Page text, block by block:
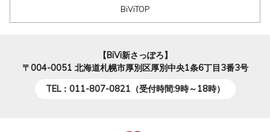
BiViTOP
【BiVi新さっぽろ】
〒004-0051 北海道札幌市厚別区厚別中央1条6丁目3番3号
TEL：011-807-0821（受付時間:9時～18時）